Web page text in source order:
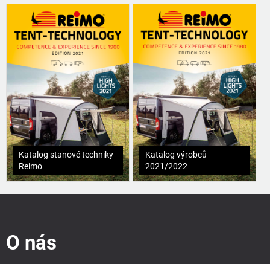
Katalog stanové techniky
Reimo
Katalog výrobců
2021/2022
O nás